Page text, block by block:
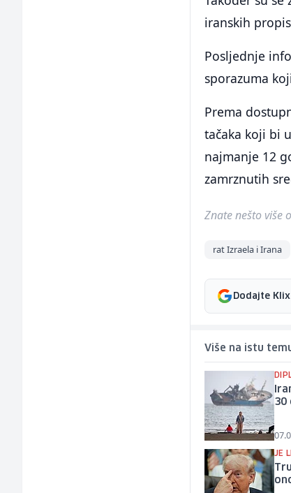
iranskih
Posljednje
sporazuma
Prema
tačaka koji bi
najmanje 12
zamrznutih
Znate nešto više
rat Izraela i Irana
Dodajte
Više na istu
30
JE